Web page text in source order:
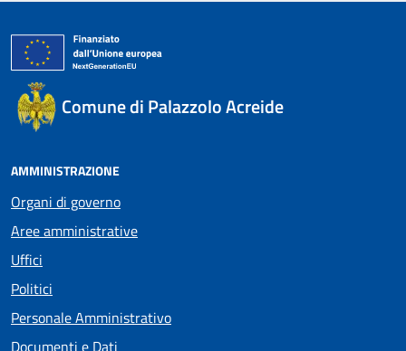
Comune di Palazzolo Acreide
AMMINISTRAZIONE
Organi di governo
Aree amministrative
Uffici
Politici
Personale Amministrativo
Documenti e Dati